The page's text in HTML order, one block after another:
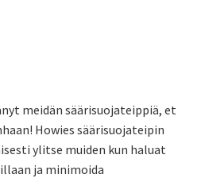
meidän säärisuojateippiä, et
Howies säärisuojateipin
ylitse muiden kun haluat
ja minimoida